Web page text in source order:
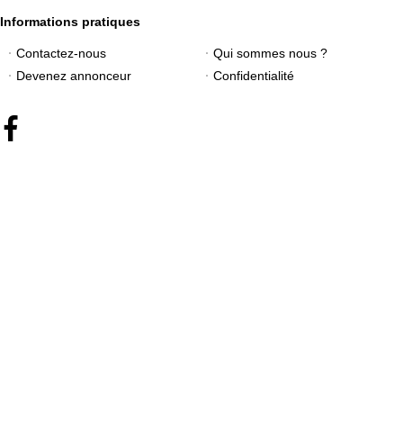
Informations pratiques
Contactez-nous
Qui sommes nous ?
Devenez annonceur
Confidentialité